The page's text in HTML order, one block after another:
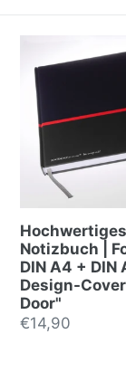
Hochwertiges
Notizbuch |
DIN A4 + DIN
Design-
Door"
Normalpreis
€14,90